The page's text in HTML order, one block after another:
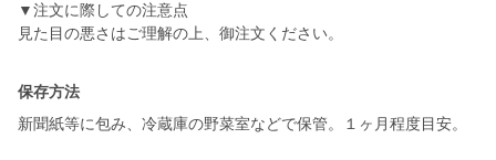
▼注文に際しての注意点
見た目の悪さはご理解の上、御注文ください。
保存方法
新聞紙等に包み、冷蔵庫の野菜室などで保管。１ヶ月程度目安。